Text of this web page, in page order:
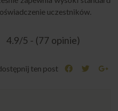
uczestników.
4.9/5 - (77 opinie)
ten post